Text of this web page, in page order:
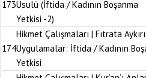
173Usulü (İftida / Kadının Boşanma
Yetkisi -2)
174
Hikmet Çalışmaları | Fıtrata Aykırı
Uygulamalar: İftida / Kadının
Yetkisi